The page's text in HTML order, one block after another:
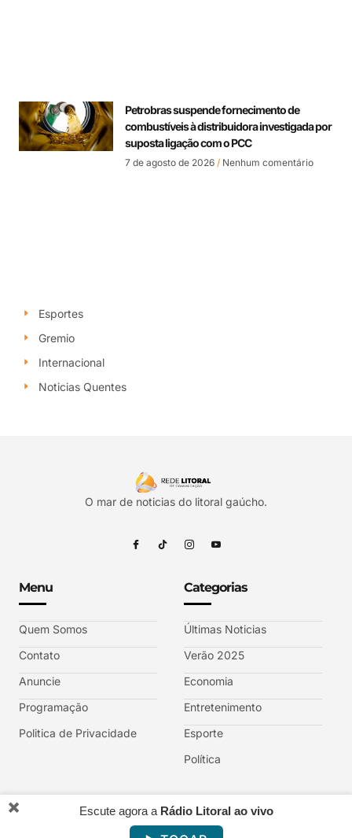
Petrobras suspende fornecimento de
combustíveis à distribuidora investigada por
suposta ligação com o PCC
7 de agosto de 2026 Nenhum comentário
Esportes
Gremio
Internacional
Noticias Quentes
O mar de noticias do litoral gaúcho.
Menu
Quem Somos
Contato
Anuncie
Programação
Politica de Privacidade
✖️ Escute agora a Rádio Litoral ao vivo
Categorias
Últimas Noticias
Verão 2025
Economia
Entretenimento
Esporte
Política
REDE LITORAL DE COMUNICAÇÃO RS © 2025 sob afiliação TV GAZETA.